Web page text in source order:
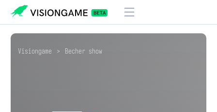
Visiongame > Becher show